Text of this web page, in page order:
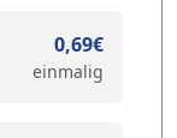
0,69€
einmalig